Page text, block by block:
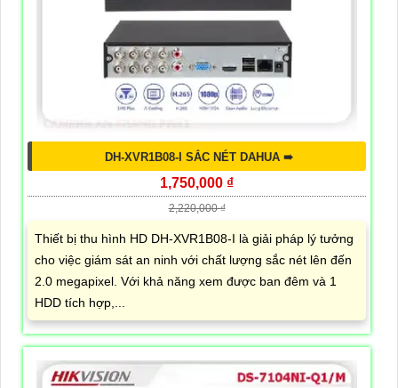
DH-XVR1B08-I SẮC NÉT DAHUA ➠
1,750,000 ₫
2,220,000 ₫
Thiết bị thu hình HD DH-XVR1B08-I là giải pháp lý tưởng
cho việc giám sát an ninh với chất lượng sắc nét lên đến
2.0 megapixel. Với khả năng xem được ban đêm và 1
HDD tích hợp,...